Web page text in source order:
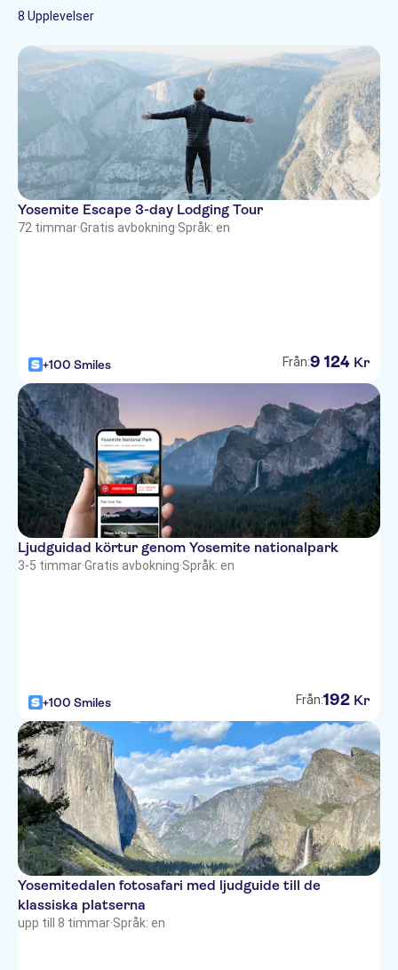
Privat rundtur
8 Upplevelser
Yosemite Escape 3-day Lodging Tour
72 timmar·Gratis avbokning·Språk: en
+100 Smiles Från:9 124 Kr
Ljudguidad körtur genom Yosemite nationalpark
3-5 timmar·Gratis avbokning·Språk: en
+100 Smiles Från:192 Kr
Yosemitedalen fotosafari med ljudguide till de
klassiska platserna
upp till 8 timmar·Språk: en